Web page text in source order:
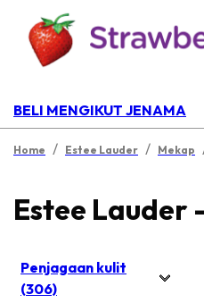
BELI MENGIKUT JENAMA
Home / Estee Lauder / Mekap
Estee Lauder
Penjagaan kulit
(306)